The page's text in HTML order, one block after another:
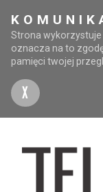
Strona
oznacza na to
pamięci twojej
X